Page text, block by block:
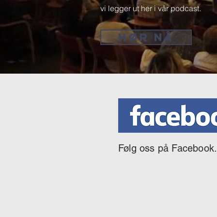
vi legger ut her i vår podcast.
HØR NÅ
Følg oss på Facebook.